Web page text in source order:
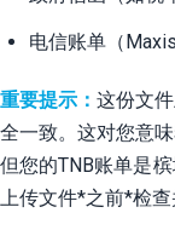
电信账单（
重要提示： 这份文
全一致。这对您意
但您的TNB账单是
上传文件*之前*检查